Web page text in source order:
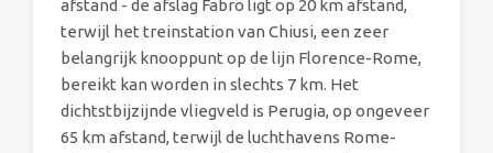
afstand - de afslag Fabro ligt op 20 km afstand,
terwijl het treinstation van Chiusi, een zeer
belangrijk knooppunt op de lijn Florence-Rome,
bereikt kan worden in slechts 7 km. Het
dichtstbijzijnde vliegveld is Perugia, op ongeveer
65 km afstand, terwijl de luchthavens Rome-